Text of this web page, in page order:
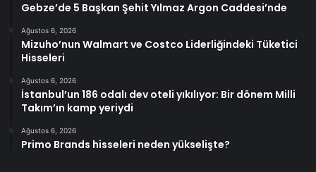
Gebze’de 5 Başkan Şehit Yılmaz Argon Caddesi’nde
Ağustos 6, 2026
Mizuho’nun Walmart ve Costco Liderliğindeki Tüketici
Hisseleri
Ağustos 6, 2026
İstanbul’un 186 odalı dev oteli yıkılıyor: Bir dönem Milli
Takım’ın kamp yeriydi
Ağustos 6, 2026
Primo Brands hisseleri neden yükselişte?